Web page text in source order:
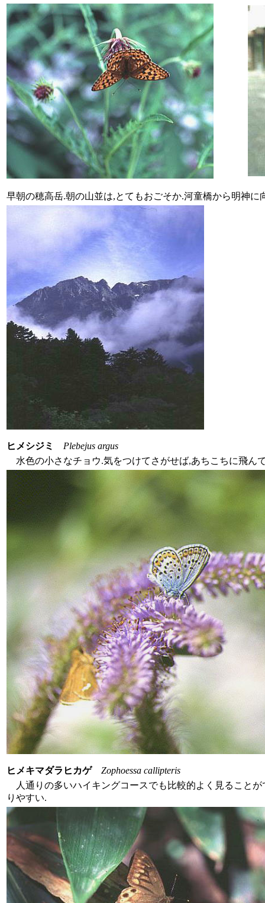
早朝の穂高岳.朝の山並は,とてもおごそか.河童橋から明神に
ヒメシジミ
Plebejus argus
水色の小さなチョウ.気をつけてさがせば,あちこちに飛ん
ヒメキマダラヒカゲ
Zophoessa callipteris
人通りの多いハイキングコースでも比較的よく見ること
りやすい.